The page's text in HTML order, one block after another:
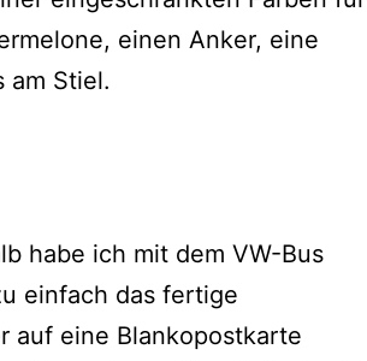
einen Anker, eine
am Stiel.
habe ich mit dem VW-Bus
einfach das fertige
auf eine Blankopostkarte